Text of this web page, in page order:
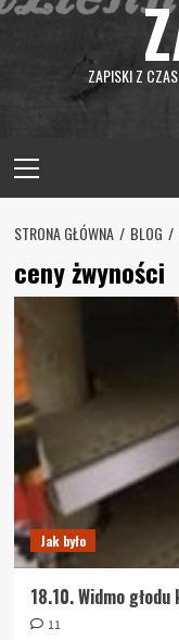
ZAPISKI Z
Menu
STRONA GŁÓWNA BLOG
ceny żwyności
Jak było
18.10. Widmo
11